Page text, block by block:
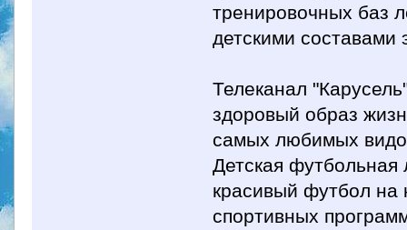
тренировочных баз
детскими составами
Телеканал
здоровый образ
самых любимых
Детская футбольная
красивый футбол на
спортивных